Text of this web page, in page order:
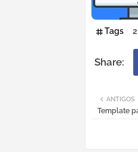
Tags
ANTIGOS
Template